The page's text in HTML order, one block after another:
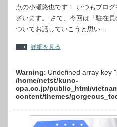
点の小瀬悠也です！ いつもブロ
ざいます。 さて、今回は「駐在
ついてお話していこうと思い…
詳細を見る
Warning: Undefined array key
/home/netst/kuno-
cpa.co.jp/public_html/
content/themes/